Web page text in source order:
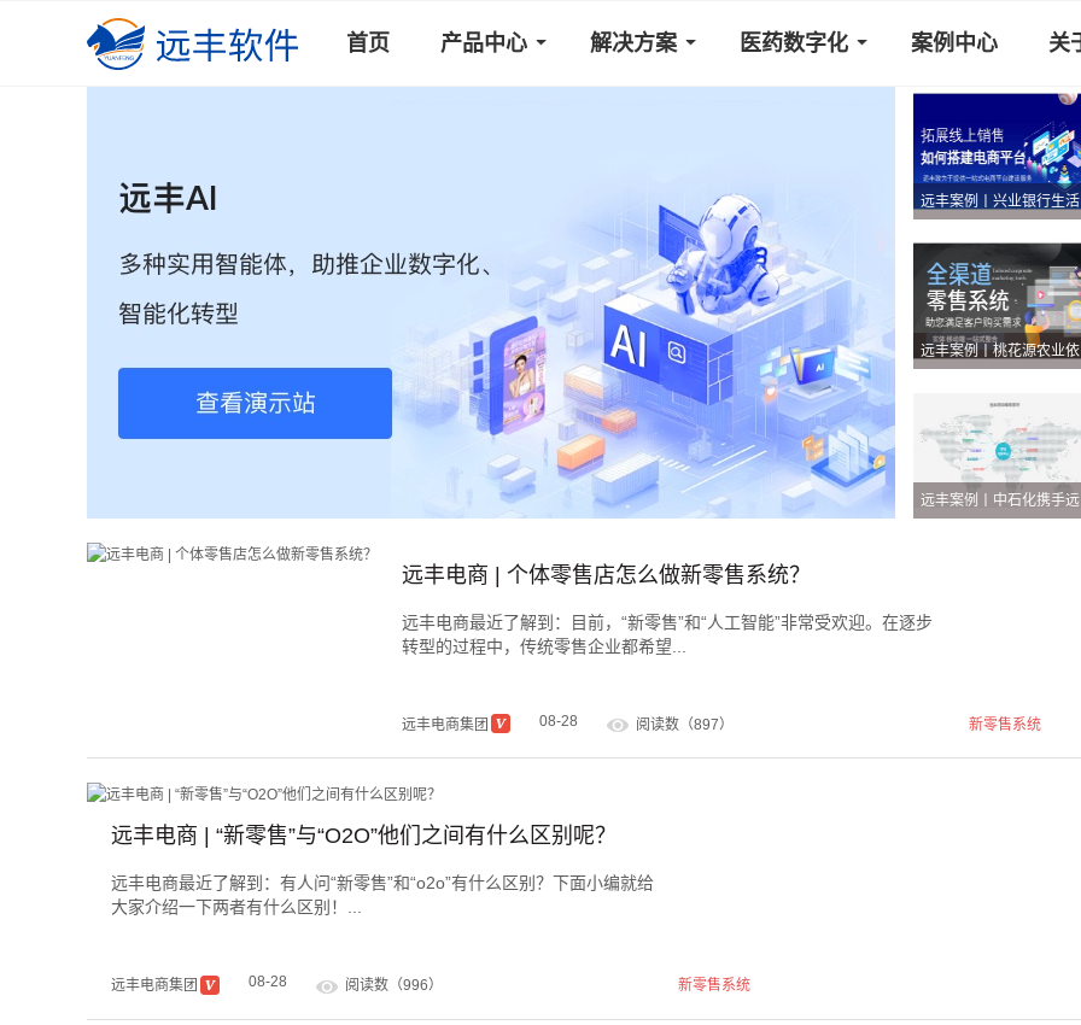
首页 产品中心 解决方案 医药数字化 案例中心 关
远丰电商 | 个体零售店怎么做新零售系统？
远丰电商最近了解到：目前，“新零售”和“人工智能”非常受欢迎。在逐步
转型的过程中，传统零售企业都希望...
远丰电商集团 08-28 阅读数（897） 新零售系统
远丰电商 | “新零售”与“O2O”他们之间有什么区别呢？
远丰电商最近了解到：有人问“新零售”和“o2o”有什么区别？下面小编就给
大家介绍一下两者有什么区别！...
远丰电商集团 08-28 阅读数（996） 新零售系统